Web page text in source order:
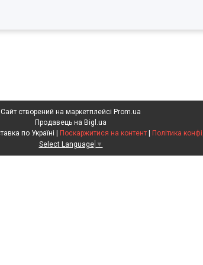
Сайт створений на маркетплейсі Prom.ua
Продавець на Bigl.ua
Поскаржитися на контент
Політика
Select Language ▼